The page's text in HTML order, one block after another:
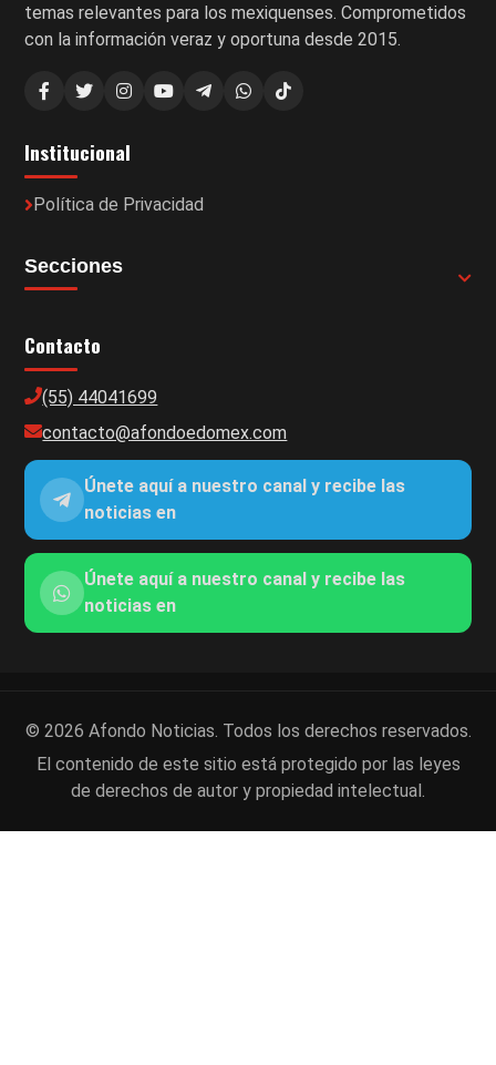
temas relevantes para los mexiquenses. Comprometidos
con la información veraz y oportuna desde 2015.
Institucional
Política de Privacidad
Secciones
Contacto
(55) 44041699
contacto@afondoedomex.com
Únete aquí a nuestro canal y recibe las
noticias en
Únete aquí a nuestro canal y recibe las
noticias en
© 2026 Afondo Noticias. Todos los derechos reservados.
El contenido de este sitio está protegido por las leyes
de derechos de autor y propiedad intelectual.